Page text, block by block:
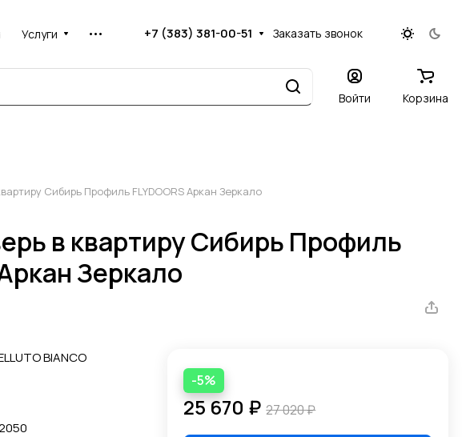
Услуги +7 (383) 381-00-51 Заказать звонок
Войти Корзина
Сибирь Профиль FLYDOORS Аркан Зеркало
в квартиру Сибирь Профиль
Зеркало
BIANCO
-5%
25 670 ₽ 27 020 ₽